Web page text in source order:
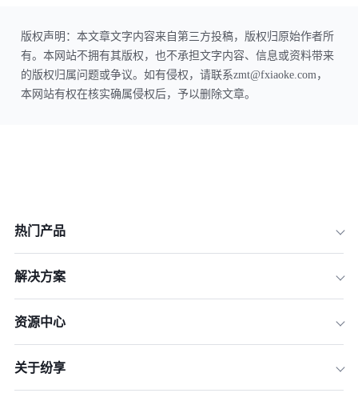
版权声明：本文章文字内容来自第三方投稿，版权归原始作者所
有。本网站不拥有其版权，也不承担文字内容、信息或资料带来
的版权归属问题或争议。如有侵权，请联系zmt@fxiaoke.com，
本网站有权在核实确属侵权后，予以删除文章。
热门产品
解决方案
资源中心
关于纷享